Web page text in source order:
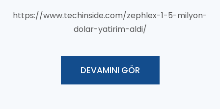
https://www.techinside.com/zephlex-1-5-milyon-
dolar-yatirim-aldi/
DEVAMINI GÖR